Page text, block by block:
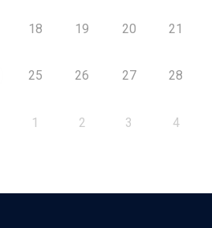
18 19 20 21
25 26 27 28
1 2 3 4